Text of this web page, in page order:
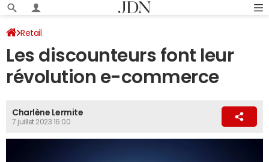
Retail
Les discounteurs font leur
révolution e-commerce
Charlène Lermite
7 juillet 2023 16:00